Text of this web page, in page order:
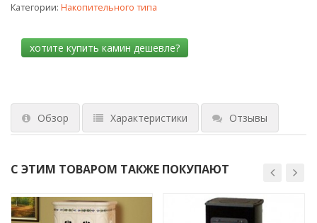
Категории: Накопительного типа
Обзор Характеристики Отзывы
С ЭТИМ ТОВАРОМ ТАКЖЕ ПОКУПАЮТ